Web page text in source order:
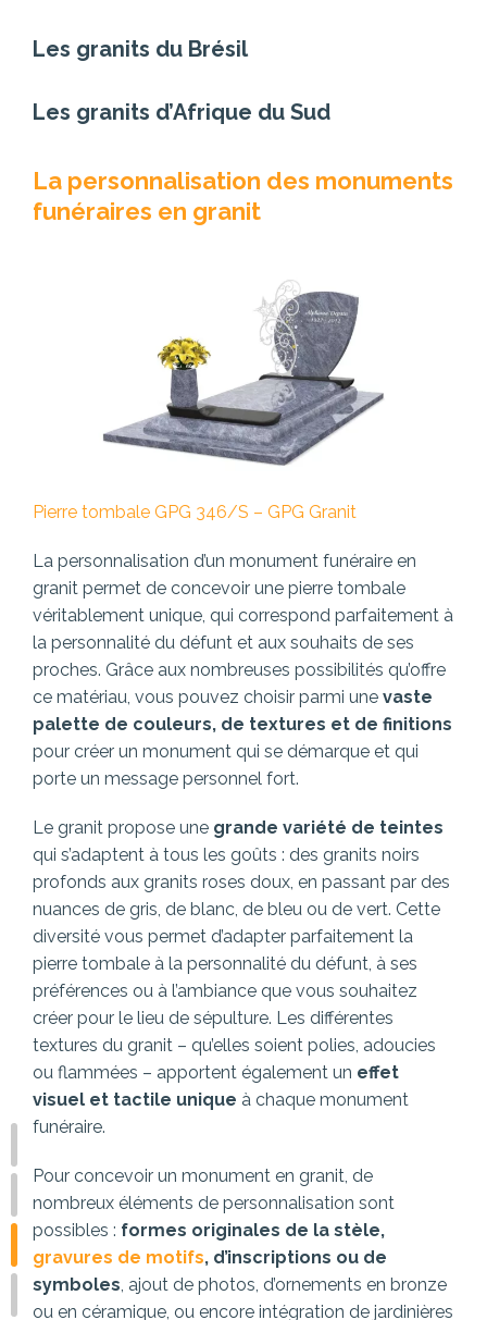
Les granits du Brésil
Les granits d’Afrique du Sud
La personnalisation des monuments
funéraires en granit
Pierre tombale GPG 346/S – GPG Granit
La personnalisation d’un monument funéraire en
granit permet de concevoir une pierre tombale
véritablement unique, qui correspond parfaitement à
la personnalité du défunt et aux souhaits de ses
proches. Grâce aux nombreuses possibilités qu’offre
ce matériau, vous pouvez choisir parmi une vaste
palette de couleurs, de textures et de finitions
pour créer un monument qui se démarque et qui
porte un message personnel fort.
Le granit propose une grande variété de teintes
qui s’adaptent à tous les goûts : des granits noirs
profonds aux granits roses doux, en passant par des
nuances de gris, de blanc, de bleu ou de vert. Cette
diversité vous permet d’adapter parfaitement la
pierre tombale à la personnalité du défunt, à ses
préférences ou à l’ambiance que vous souhaitez
créer pour le lieu de sépulture. Les différentes
textures du granit – qu’elles soient polies, adoucies
ou flammées – apportent également un effet
visuel et tactile unique à chaque monument
funéraire.
Pour concevoir un monument en granit, de
nombreux éléments de personnalisation sont
possibles : formes originales de la stèle,
gravures de motifs, d’inscriptions ou de
symboles, ajout de photos, d’ornements en bronze
ou en céramique, ou encore intégration de jardinières